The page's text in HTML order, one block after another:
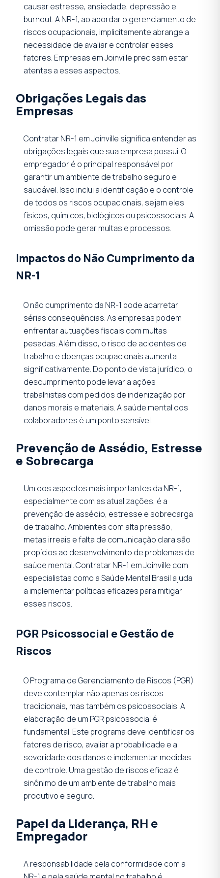
causar estresse, ansiedade, depressão e
burnout. A NR-1, ao abordar o gerenciamento de
riscos ocupacionais, implicitamente abrange a
necessidade de avaliar e controlar esses
fatores. Empresas em Joinville precisam estar
atentas a esses aspectos.
Obrigações Legais das
Empresas
Contratar NR-1 em Joinville significa entender as
obrigações legais que sua empresa possui. O
empregador é o principal responsável por
garantir um ambiente de trabalho seguro e
saudável. Isso inclui a identificação e o controle
de todos os riscos ocupacionais, sejam eles
físicos, químicos, biológicos ou psicossociais. A
omissão pode gerar multas e processos.
Impactos do Não Cumprimento da
NR-1
O não cumprimento da NR-1 pode acarretar
sérias consequências. As empresas podem
enfrentar autuações fiscais com multas
pesadas. Além disso, o risco de acidentes de
trabalho e doenças ocupacionais aumenta
significativamente. Do ponto de vista jurídico, o
descumprimento pode levar a ações
trabalhistas com pedidos de indenização por
danos morais e materiais. A saúde mental dos
colaboradores é um ponto sensível.
Prevenção de Assédio, Estresse
e Sobrecarga
Um dos aspectos mais importantes da NR-1,
especialmente com as atualizações, é a
prevenção de assédio, estresse e sobrecarga
de trabalho. Ambientes com alta pressão,
metas irreais e falta de comunicação clara são
propícios ao desenvolvimento de problemas de
saúde mental. Contratar NR-1 em Joinville com
especialistas como a Saúde Mental Brasil ajuda
a implementar políticas eficazes para mitigar
esses riscos.
PGR Psicossocial e Gestão de
Riscos
O Programa de Gerenciamento de Riscos (PGR)
deve contemplar não apenas os riscos
tradicionais, mas também os psicossociais. A
elaboração de um PGR psicossocial é
fundamental. Este programa deve identificar os
fatores de risco, avaliar a probabilidade e a
severidade dos danos e implementar medidas
de controle. Uma gestão de riscos eficaz é
sinônimo de um ambiente de trabalho mais
produtivo e seguro.
Papel da Liderança, RH e
Empregador
A responsabilidade pela conformidade com a